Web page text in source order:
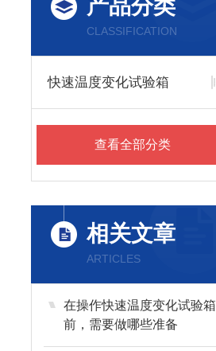
产品分类
CLASSIFICATION
快速温度变化试验箱
查看全部分类
相关文章
ARTICLES
在操作快速温度变化试验箱
前，需要做哪些准备